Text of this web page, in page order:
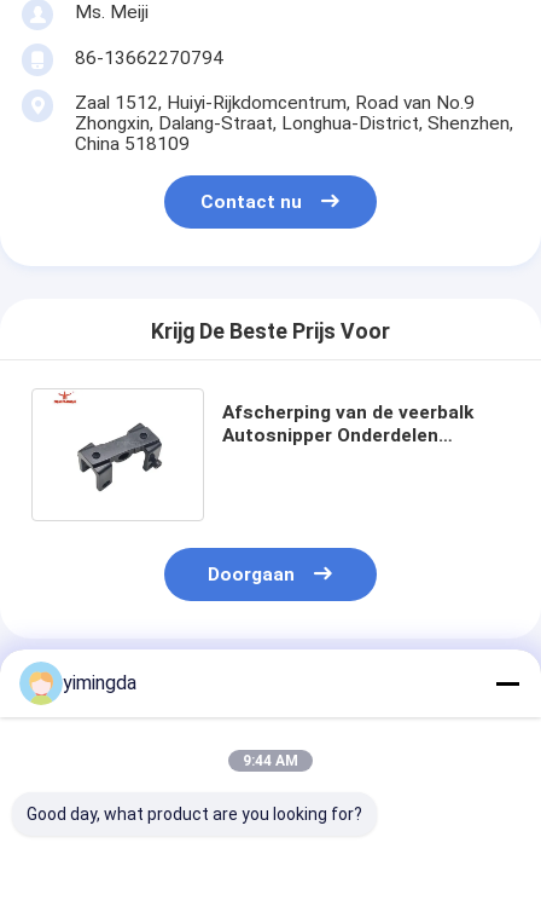
Ms. Meiji
86-13662270794
Zaal 1512, Huiyi-Rijkdomcentrum, Road van No.9
Zhongxin, Dalang-Straat, Longhua-District, Shenzhen,
China 518109
Contact nu
Krijg De Beste Prijs Voor
Afscherping van de veerbalk
Autosnipper Onderdelen
Doorgaan
Geadviseerde Producten
yimingda
9:44 AM
Good day, what product are you looking for?